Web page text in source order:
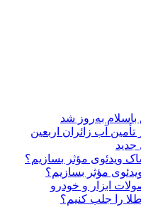
به‌روز شد
تأمین آب زائران اربعین
ویدئوی مؤثر بسازیم؟
مؤثر بسازیم؟
ابزار و خودرو
را جلب کنیم؟